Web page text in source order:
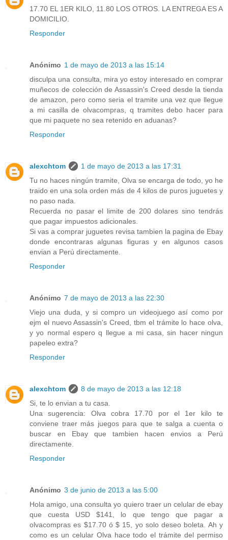
17.70 EL 1ER KILO, 11.80 LOS OTROS. LA ENTREGA ES A
DOMICILIO.
Responder
Anónimo 1 de mayo de 2013 a las 15:14
disculpa una consulta, mira yo estoy interesado en comprar
muñecos de colección de Assassin's Creed desde la tienda
de amazon, pero como seria el tramite una vez que llegue
a mi casilla de olvacompras, q tramites debo hacer para
que mi paquete no sea retenido en aduanas?
Responder
alexchtom
1 de mayo de 2013 a las 17:31
Tu no haces ningún tramite, Olva se encarga de todo, yo he
traido en una sola orden más de 4 kilos de puros juguetes y
no paso nada.
Recuerda no pasar el limite de 200 dolares sino tendrás
que pagar impuestos adicionales.
Si vas a comprar juguetes revisa tambien la pagina de Ebay
donde encontraras algunas figuras y en algunos casos
envian a Perú directamente.
Responder
Anónimo 7 de mayo de 2013 a las 22:30
Viejo una duda, y si compro un videojuego así como por
ejm el nuevo Assassin's Creed, tbm el trámite lo hace olva,
y yo normal espero q llegue a mi casa, sin hacer ningun
papeleo extra?
Responder
alexchtom
8 de mayo de 2013 a las 12:18
Si, te lo envian a tu casa.
Una sugerencia: Olva cobra 17.70 por el 1er kilo te
conviene traer más juegos para que te salga a cuenta o
buscar en Ebay que tambien hacen envios a Perú
directamente.
Responder
Anónimo 3 de junio de 2013 a las 5:00
Hola amigo, una consulta yo quiero traer un celular de ebay
que cuesta USD $141, lo que tengo que pagar a
olvacompras es $17.70 ó $ 15, yo solo deseo boleta. Ah y
como es un celular Olva hace todo el trámite del permiso